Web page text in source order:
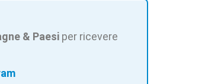
& Paesi per ricevere